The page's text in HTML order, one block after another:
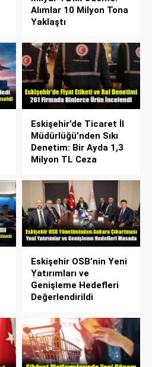
Alımlar 10 Milyon Tona
Yaklaştı
Eskişehir’de Ticaret İl
Müdürlüğü’nden Sıkı
Denetim: Bir Ayda 1,3
Milyon TL Ceza
Eskişehir OSB’nin Yeni
Yatırımları ve
Genişleme Hedefleri
Değerlendirildi